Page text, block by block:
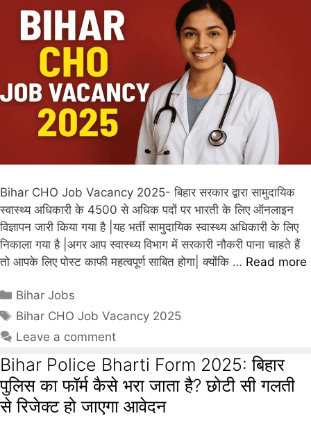
Bihar CHO Job Vacancy 2025- बिहार सरकार द्वारा सामुदायिक
स्वास्थ्य अधिकारी के 4500 से अधिक पदों पर भारती के लिए ऑनलाइन
विज्ञापन जारी किया गया है |यह भर्ती सामुदायिक स्वास्थ्य अधिकारी के लिए
निकाला गया है |अगर आप स्वास्थ्य विभाग में सरकारी नौकरी पाना चाहते हैं
तो आपके लिए पोस्ट काफी महत्वपूर्ण साबित होगा| क्योंकि … Read more
Bihar Jobs
Bihar CHO Job Vacancy 2025
Leave a comment
Bihar Police Bharti Form 2025: बिहार
पुलिस का फॉर्म कैसे भरा जाता है? छोटी सी गलती
से रिजेक्ट हो जाएगा आवेदन